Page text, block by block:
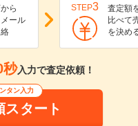
ら
ール
STEP3
査定額
比べて
を決め
秒入力で査定依頼！
タン入力
スタート